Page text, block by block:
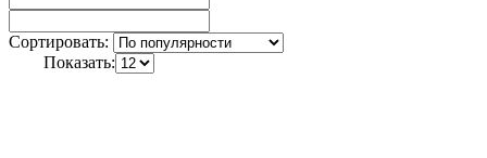
Сортировать:
Показать: